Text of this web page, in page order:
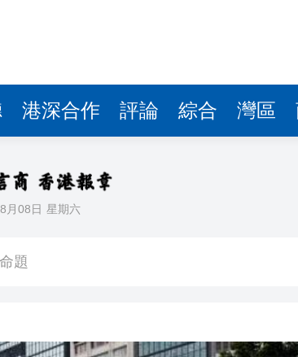
港深合作 評論 綜合 灣區
月08日 星期六
考察團來瓊考察
動消費約18億元
營收2.58萬億 利潤總額近936億
閱讀新玩法
正處理黎智英求情 罪證如山豈能妄想輕判
苑火災獨立委員會工作 李家超暫停3項公職
數據見證文儒沉香從傳統邁向現代